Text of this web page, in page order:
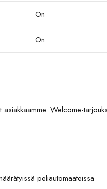
On
On
Welcome-
peliautomaateissa